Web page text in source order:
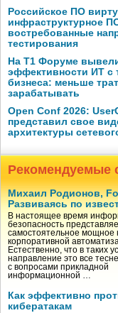
Российское ПО
инфраструктурное
востребованные
тестирования
На Т1 Форуме
эффективности ИТ с
бизнеса: меньше
зарабатывать
Open Conf 2026:
представил свое
архитектуры
Рекомендуемые
Михаил Родионов,
Развиваясь по
В настоящее время
безопасность
самостоятельное мощное
корпоративной
Естественно, что в таких
направление это все
с вопросами прикладной
информационной …
Как эффективно
кибератакам